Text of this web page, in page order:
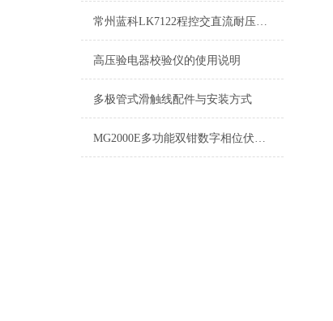
常州蓝科LK7122程控交直流耐压绝缘测试仪特点：
高压验电器校验仪的使用说明
多极管式滑触线配件与安装方式
MG2000E多功能双钳数字相位伏安表 技术协议